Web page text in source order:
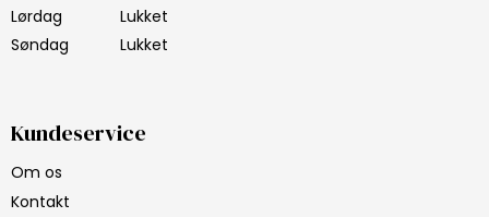
Lørdag
Lukket
Søndag
Lukket
Kundeservice
Om os
Kontakt